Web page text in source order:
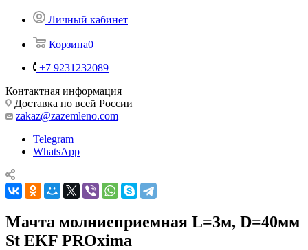
Личный кабинет
Корзина0
+7 9231232089
Контактная информация
Доставка по всей России
zakaz@zazemleno.com
Telegram
WhatsApp
Мачта молниеприемная L=3м, D=40мм
St EKF PROxima